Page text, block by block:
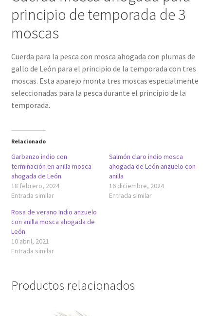
principio de temporada de 3
moscas
Cuerda para la pesca con mosca ahogada con plumas de
gallo de León para el principio de la temporada con tres
moscas. Esta aparejo monta tres moscas especialmente
seleccionadas para la pesca durante el principio de la
temporada.
Relacionado
Garbanzo indio con
terminación en anilla mosca
ahogada de León
18 febrero, 2024
Entrada similar
Salmón claro indio mosca
ahogada de León anzuelo con
anilla
16 diciembre, 2024
Entrada similar
Rosa de verano Indio anzuelo
con anilla mosca ahogada de
León
10 abril, 2021
Entrada similar
Productos relacionados